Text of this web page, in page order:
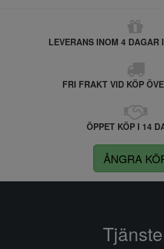
LEVERANS INOM 4 DAGAR
FRI FRAKT VID KÖP
ÖPPET KÖP I 14
ÅNGRA